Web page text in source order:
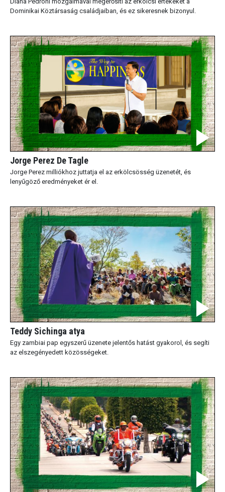
Dominikai Köztársaság családjaiban, és ez sikeresnek bizonyul.
Jorge Perez De Tagle
Jorge Perez milliókhoz juttatja el az erkölcsösség üzenetét, és
lenyűgöző eredményeket ér el.
Teddy Sichinga atya
Egy zambiai pap egyszerű üzenete jelentős hatást gyakorol, és segíti
az elszegényedett közösségeket.